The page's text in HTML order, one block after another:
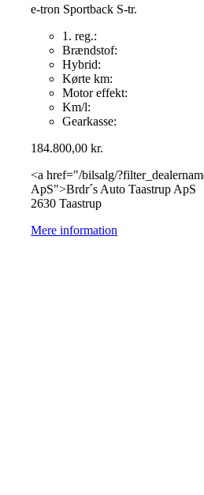
e-tron Sportback S-tr.
1. reg.:
Brændstof:
Hybrid:
Kørte km:
Motor effekt:
Km/l:
Gearkasse:
184.800,00kr.
<a href="/bilsalg/
ApS">Brdr´s Auto Taastrup ApS
2630 Taastrup
Mere information